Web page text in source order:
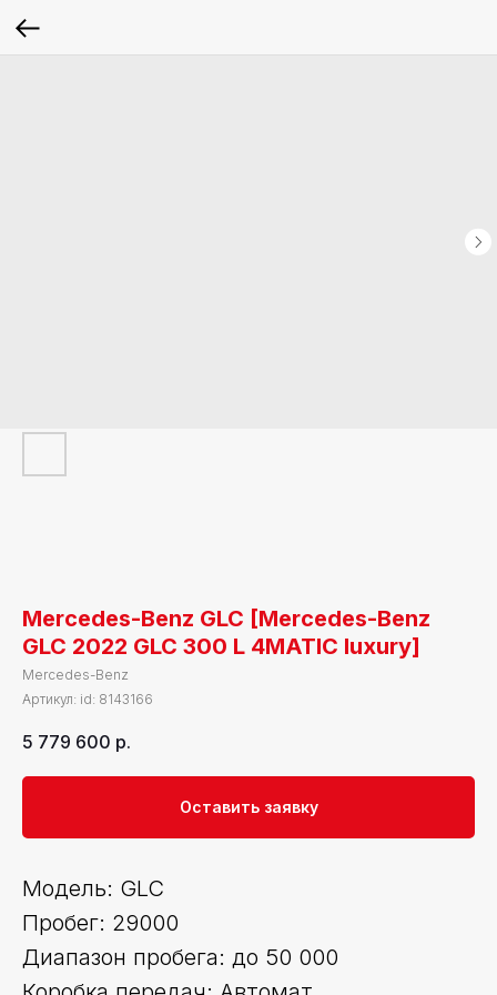
Mercedes-Benz GLC [Mercedes-Benz
GLC 2022 GLC 300 L 4MATIC luxury]
Mercedes-Benz
Артикул: id: 8143166
5 779 600 р.
Оставить заявку
Модель: GLC
Пробег: 29000
Диапазон пробега: до 50 000